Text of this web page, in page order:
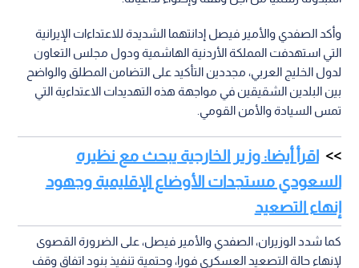
وأكد الصفدي والأمير فيصل إدانتهما الشديدة للاعتداءات الإيرانية
التي استهدفت المملكة الأردنية الهاشمية ودول مجلس التعاون
لدول الخليج العربي، مجددين التأكيد على التضامن المطلق والواضح
بين البلدين الشقيقين في مواجهة هذه التهديدات الاعتداءية التي
تمس السيادة والأمن القومي.
اقرأ أيضا: وزير الخارجية يبحث مع نظيره
السعودي مستجدات الأوضاع الإقليمية وجهود
إنهاء التصعيد
كما شدد الوزيران، الصفدي والأمير فيصل، على الضرورة القصوى
لإنهاء حالة التصعيد العسكري فورا، وحتمية تنفيذ بنود اتفاق وقف